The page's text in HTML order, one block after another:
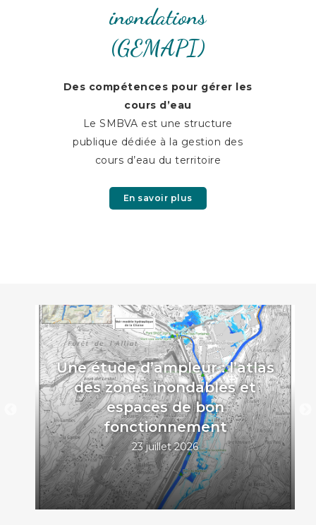
inondations
(GEMAPI)
Des compétences pour gérer les
cours d’eau
Le SMBVA est une structure
publique dédiée à la gestion des
cours d’eau du territoire
En savoir plus
Une étude d’ampleur : l’atlas
des zones inondables et
espaces de bon
fonctionnement
23 juillet 2026